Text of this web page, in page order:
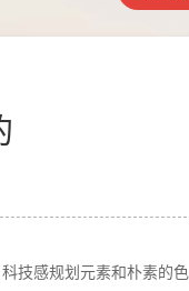
技感规划元素和朴素的色